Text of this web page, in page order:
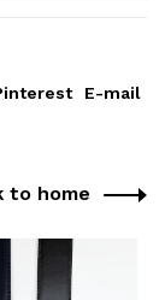
E-mail
to home